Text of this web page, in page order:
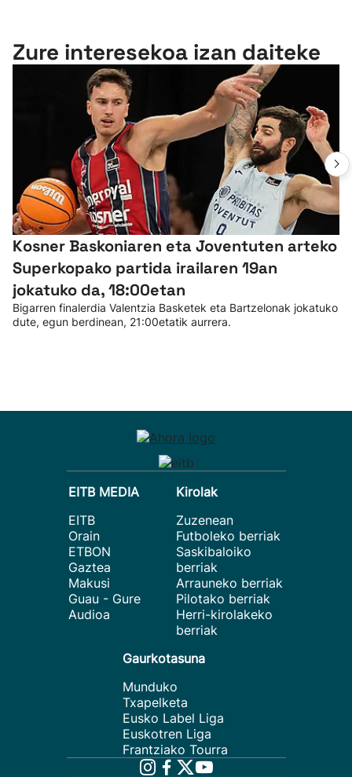
Zure interesekoa izan daiteke
Kosner Baskoniaren eta Joventuten arteko
Superkopako partida irailaren 19an
jokatuko da, 18:00etan
Bigarren finalerdia Valentzia Basketek eta Bartzelonak jokatuko
dute, egun berdinean, 21:00etatik aurrera.
EITB MEDIA
EITB
Orain
ETBON
Gaztea
Makusi
Guau - Gure
Audioa
Kirolak
Zuzenean
Futboleko berriak
Saskibaloiko
berriak
Arrauneko berriak
Pilotako berriak
Herri-kirolakeko
berriak
Gaurkotasuna
Munduko
Txapelketa
Eusko Label Liga
Euskotren Liga
Frantziako Tourra